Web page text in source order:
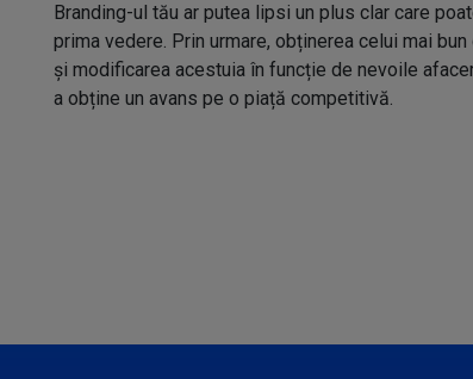
Branding-ul tău ar putea lipsi un plus clar care
prima vedere. Prin urmare, obținerea celui mai
și modificarea acestuia în funcție de nevoile
a obține un avans pe o piață competitivă.